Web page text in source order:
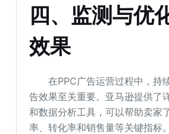
四、监测与优
效果
在PPC广告运营过程中，持
告效果至关重要。亚马逊提供了
和数据分析工具，可以帮助卖家
率、转化率和销售量等关键指标